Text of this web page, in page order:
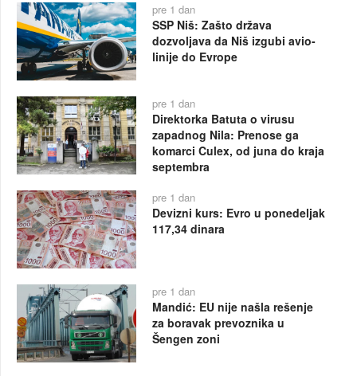
pre 1 dan
SSP Niš: Zašto država
dozvoljava da Niš izgubi avio-
linije do Evrope
pre 1 dan
Direktorka Batuta o virusu
zapadnog Nila: Prenose ga
komarci Culex, od juna do kraja
septembra
pre 1 dan
Devizni kurs: Evro u ponedeljak
117,34 dinara
pre 1 dan
Mandić: EU nije našla rešenje
za boravak prevoznika u
Šengen zoni